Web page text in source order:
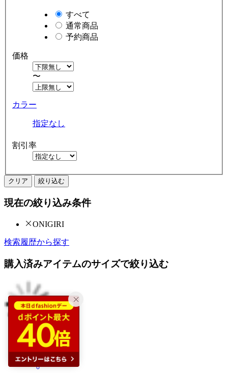
すべて
通常商品
予約商品
価格
〜
カラー
指定なし
割引率
クリア 絞り込む
現在の絞り込み条件
ONIGIRI
検索履歴から探す
購入済みアイテムのサイズで絞り込む